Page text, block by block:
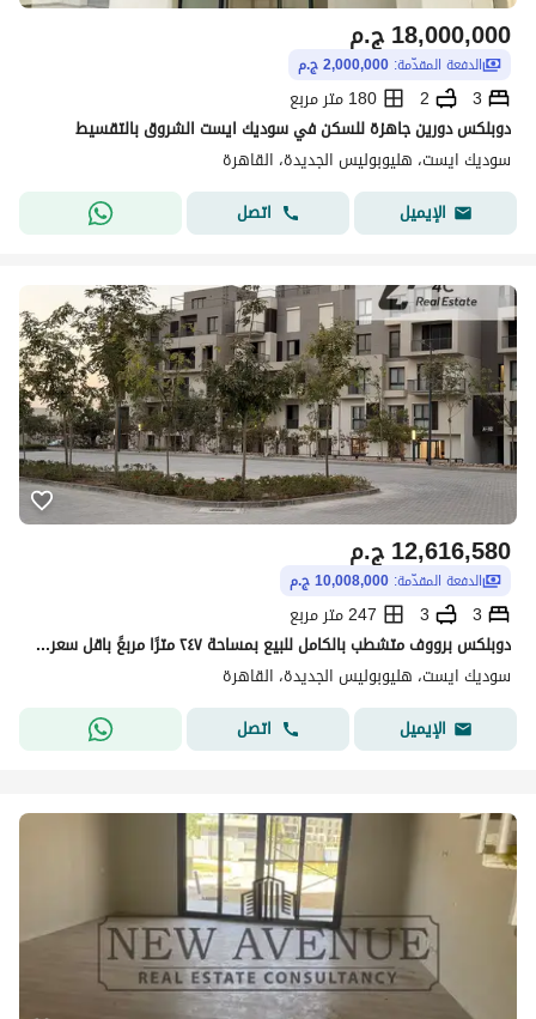
ج.م18,000,000
الدفعة المقدّمة: 2,000,000 ج.م
3
2
180 متر مربع
دوبلكس دورين جاهزة للسكن في سوديك ايست الشروق بالتقسيط
سوديك ايست، هليوبوليس الجديدة، القاهرة
الإيميل
اتصل
ج.م12,616,580
الدفعة المقدّمة: 10,008,000 ج.م
3
3
247 متر مربع
دوبلكس برووف متشطب بالكامل للبيع بمساحة ٢٤٧ مترًا مربعً باقل سعر فى السوق استلام فورى فيو لاند سكيب في موقع متميز في سوديك إيست.
سوديك ايست، هليوبوليس الجديدة، القاهرة
الإيميل
اتصل